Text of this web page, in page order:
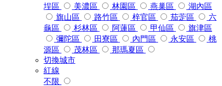
埕區
美濃區 林園區 燕巢區
湖內區
旗山區
路竹區 梓官區 茄萣區
六
龜區
杉林區 阿蓮區 甲仙區
旗津區
彌陀區
田寮區 內門區 永安區
桃
源區
茂林區
那瑪夏區
切換城市
紅線
不限